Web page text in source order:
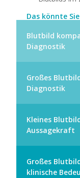
Das könnte
Blutbild
Diagnostik
Großes
Diagnostik
Kleines
Aussagekraft
Großes
klinische